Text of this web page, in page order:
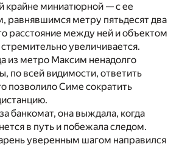
крайне миниатюрной — с ее
равнявшимся метру пятьдесят два
расстояние между ней и объектом
увеличивается.
из метро Максим ненадолго
по всей видимости, ответить
позволило Симе сократить
банкомат, она выждала, когда
в путь и побежала следом.
уверенным шагом направился